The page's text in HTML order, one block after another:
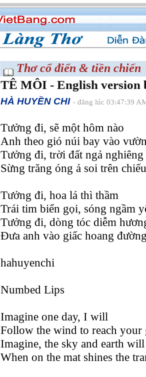
Thơ cổ điển & tiền chiến
TÊ MÔI - English version
HÀ HUYỀN CHI - đăng lúc 03:47:39
Tưởng đi, sẽ một hôm nào
Anh theo gió núi bay vào
Tưởng đi, trời đất ngả nghiêng
Sừng trăng óng ả soi trên
Tưởng đi, hoa lá thì thầm
Trái tim biển gọi, sóng ngầm
Tưởng đi, dòng tóc diễm
Ðưa anh vào giấc hoang
hahuyenchi
Numbed Lips
Imagine one day, I will
Follow the wind to reach your
Imagine, the sky and earth
When on the mat shines the